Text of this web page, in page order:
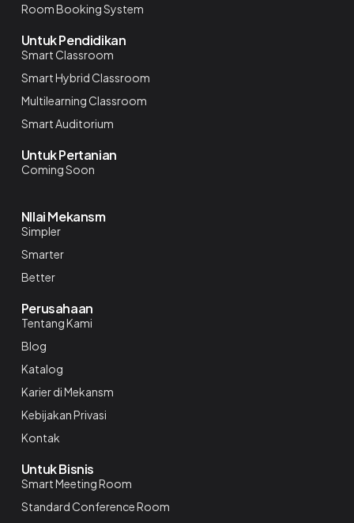
Room Booking System
Untuk Pendidikan
Smart Classroom
Smart Hybrid Classroom
Multilearning Classroom
Smart Auditorium
Untuk Pertanian
Coming Soon
NIlai Mekansm
Simpler
Smarter
Better
Perusahaan
Tentang Kami
Blog
Katalog
Karier di Mekansm
Kebijakan Privasi
Kontak
Untuk Bisnis
Smart Meeting Room
Standard Conference Room